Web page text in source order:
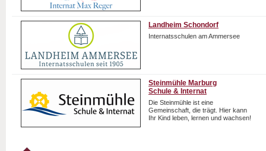
Landheim Schondorf
Internatsschulen am Ammersee
Steinmühle Marburg
Schule & Internat
Die Steinmühle ist eine
Gemeinschaft, die trägt. Hier kann
Ihr Kind leben, lernen und wachsen!